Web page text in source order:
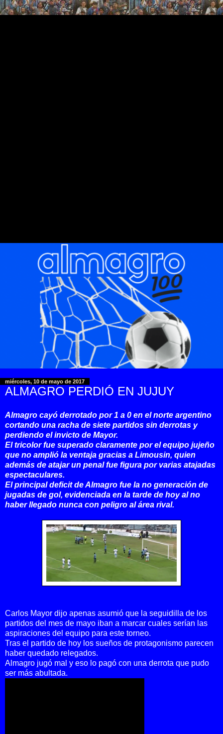
miércoles, 10 de mayo de 2017
ALMAGRO PERDIÓ EN JUJUY
Almagro cayó derrotado por 1 a 0 en el norte argentino
cortando una racha de siete partidos sin derrotas y
perdiendo el invicto de Mayor.
El tricolor fue superado claramente por el equipo jujeño
que no amplió la ventaja gracias a Limousin, quien
además de atajar un penal fue figura por varias atajadas
espectaculares.
El principal deficit de Almagro fue la no generación de
jugadas de gol, evidenciada en la tarde de hoy al no
haber llegado nunca con peligro al área rival.
Carlos Mayor dijo apenas asumió que la seguidilla de los
partidos del mes de mayo iban a marcar cuales serían las
aspiraciones del equipo para este torneo.
Tras el partido de hoy los sueños de protagonismo parecen
haber quedado relegados.
Almagro jugó mal y eso lo pagó con una derrota que pudo
ser más abultada.